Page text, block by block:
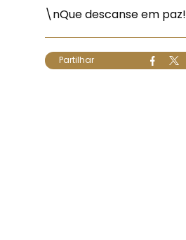
\nQue descanse em paz!
Partilhar